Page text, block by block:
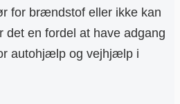
for brændstof eller ikke kan
det en fordel at have adgang
autohjælp og vejhjælp i